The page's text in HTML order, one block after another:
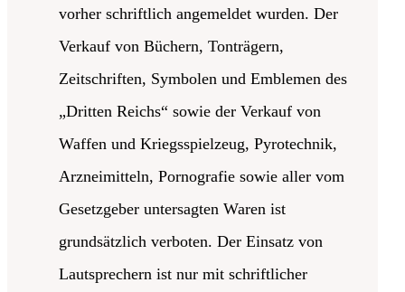
vorher schriftlich angemeldet wurden. Der
Verkauf von Büchern, Tonträgern,
Zeitschriften, Symbolen und Emblemen des
„Dritten Reichs“ sowie der Verkauf von
Waffen und Kriegsspielzeug, Pyrotechnik,
Arzneimitteln, Pornografie sowie aller vom
Gesetzgeber untersagten Waren ist
grundsätzlich verboten. Der Einsatz von
Lautsprechern ist nur mit schriftlicher